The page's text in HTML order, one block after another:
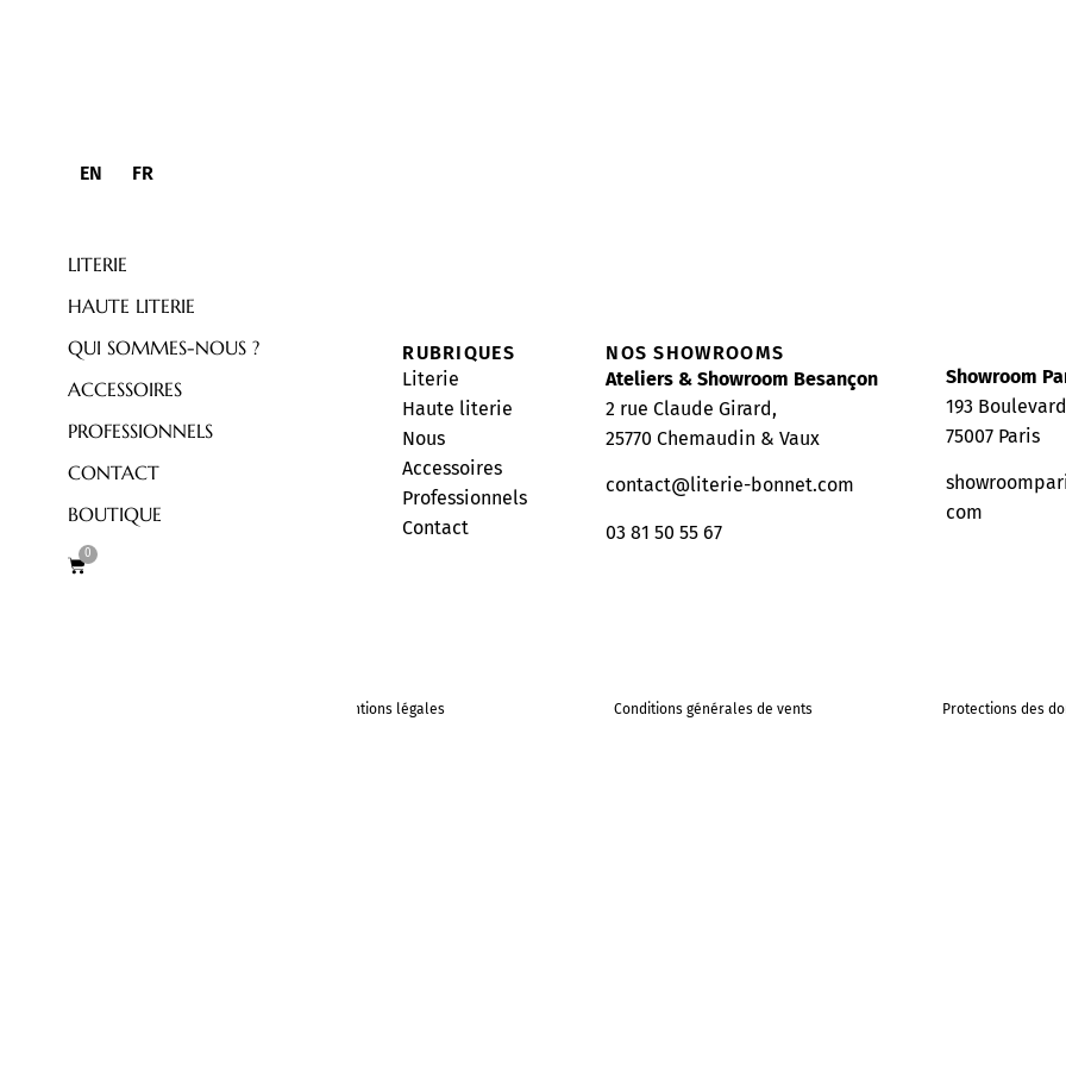
EN FR
LITERIE
HAUTE LITERIE
QUI SOMMES-NOUS ?
ACCESSOIRES
PROFESSIONNELS
CONTACT
BOUTIQUE
0
2017
Integration of a woodworking factory.
RUBRIQUES
Literie
Haute literie
Nous
Accessoires
Professionnels
Contact
NOS SHOWROOMS
Ateliers & Showroom Besançon
2 rue Claude Girard,
25770 Chemaudin & Vaux
contact@literie-bonnet.com
03 81 50 55 67
Showroom
193
75007 Paris
com
Mentions légales Conditions générales de vents Protections des